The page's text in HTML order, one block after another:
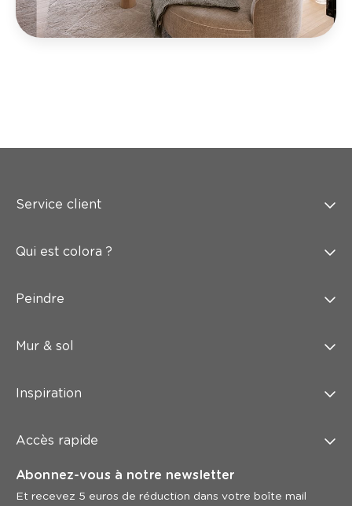
Service client
Qui est colora ?
Peindre
Mur & sol
Inspiration
Accès rapide
Abonnez-vous à notre newsletter
Et recevez 5 euros de réduction dans votre boîte mail